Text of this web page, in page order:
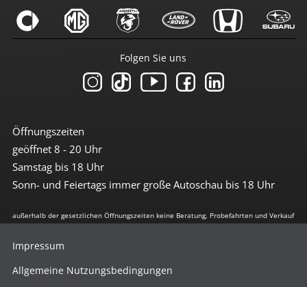
Öffnungszeiten
geöffnet 8 - 20 Uhr
Samstag bis 18 Uhr
Sonn- und Feiertags immer große Autoschau bis 18 Uhr
Folgen Sie uns
außerhalb der gesetzlichen Öffnungszeiten keine Beratung, Probefahrten und Verkauf
Impressum
Allgemeine Nutzungsbedingungen